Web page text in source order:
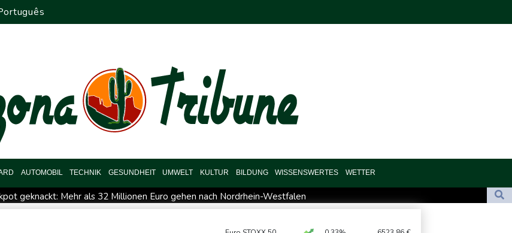
AUTOMOBIL TECHNIK GESUNDHEIT UMWELT KULTUR BILDUNG WISSENSWERTES WETTER
geknackt: Mehr als 32 Millionen Euro gehen nach Nordrhein-Westfalen